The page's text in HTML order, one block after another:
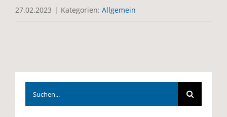
27.02.2023 | Kategorien: Allgemein
Suche
nach: